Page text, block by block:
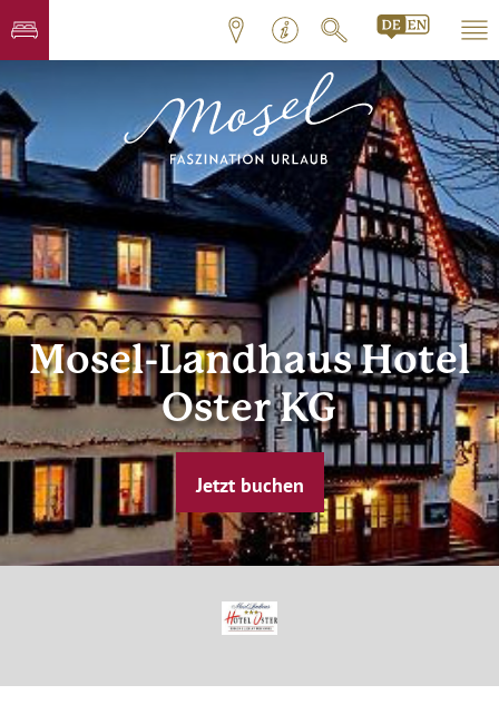
Mosel-Landhaus Hotel
Oster KG
Jetzt buchen